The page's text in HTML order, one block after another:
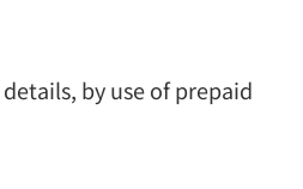
by use of prepaid